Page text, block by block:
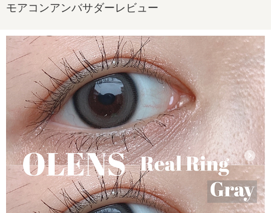
モアコンアンバサダーレビュー